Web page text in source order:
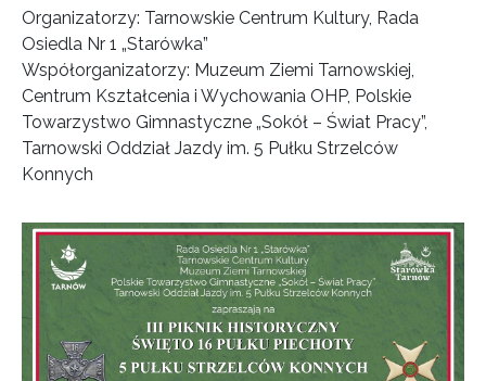
Organizatorzy: Tarnowskie Centrum Kultury, Rada
Osiedla Nr 1 „Starówka”
Współorganizatorzy: Muzeum Ziemi Tarnowskiej,
Centrum Kształcenia i Wychowania OHP, Polskie
Towarzystwo Gimnastyczne „Sokół – Świat Pracy”,
Tarnowski Oddział Jazdy im. 5 Pułku Strzelców
Konnych